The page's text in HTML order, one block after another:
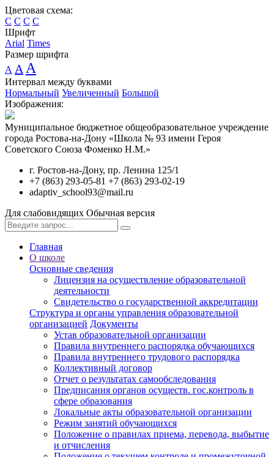
Цветовая схема:
C C C C
Шрифт
Arial Times
Размер шрифта
A A A
Интервал между буквами
Нормальный Увеличенный Большой
Изображения:
Муниципальное бюджетное общеобразовательное учреждение
города Ростова-на-Дону «Школа № 93 имени Героя
Советского Союза Фоменко Н.М.»
г. Ростов-на-Дону, пр. Ленина 125/1
+7 (863) 293-05-81 +7 (863) 293-02-19
adaptiv_school93@mail.ru
Для слабовидящих Обычная версия
Главная
О школе
Основные сведения
Лицензия на осуществление образовательной
деятельности
Свидетельство о государственной аккредитации
Структура и органы управления образовательной
организацией Документы
Устав образовательной организации
Правила внутреннего распорядка обучающихся
Правила внутреннего трудового распорядка
Коллективный договор
Отчет о результатах самообследования
Предписания органов осуществ. гос.контроль в
сфере образования
Локальные акты образовательной организации
Режим занятий обучающихся
Положение о правилах приема, перевода, выбытие
и отчисления